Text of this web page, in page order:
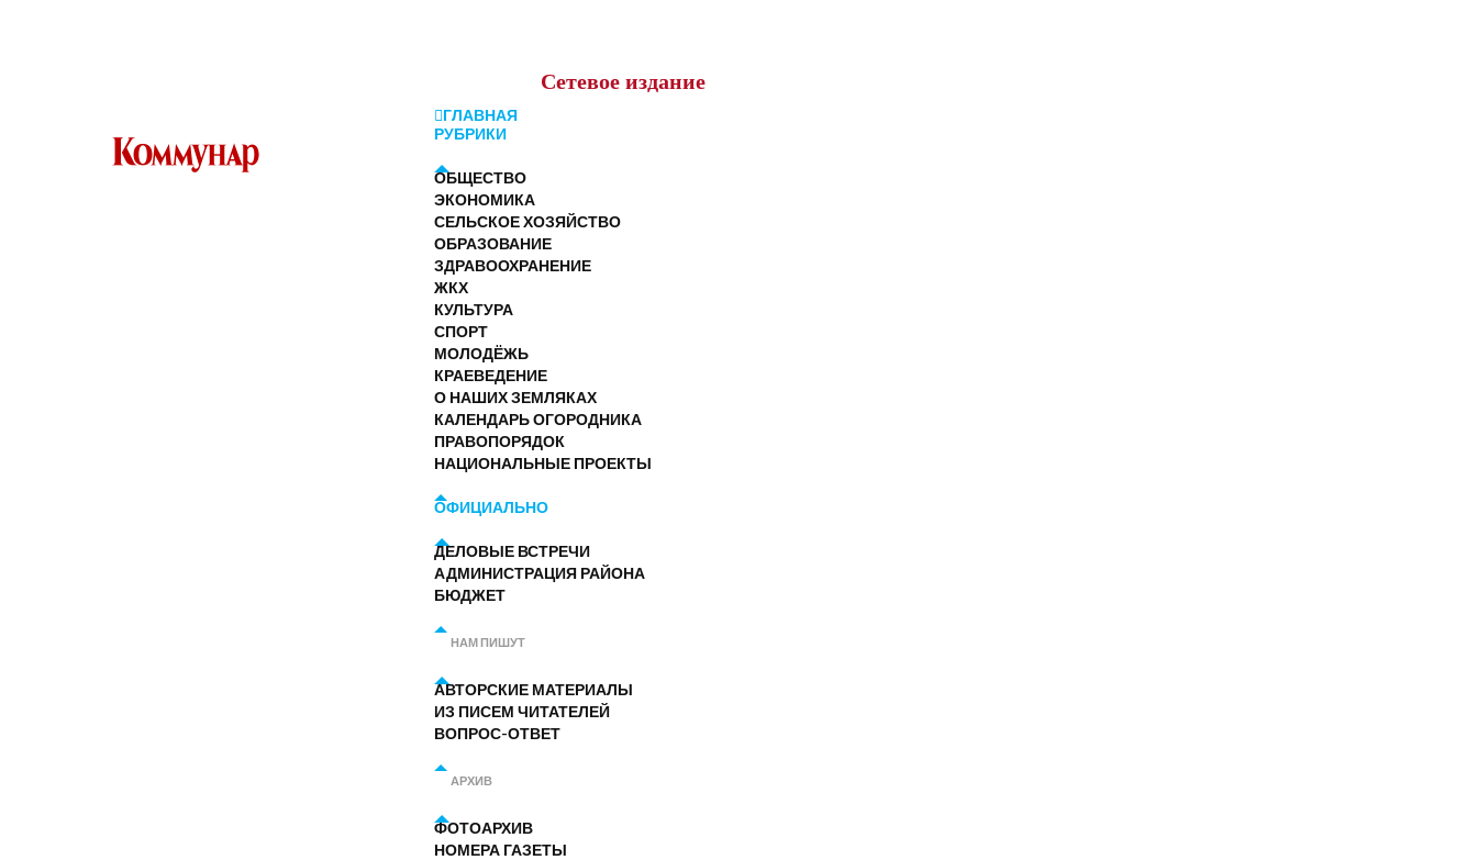
Сетевое издание
ГЛАВНАЯ
РУБРИКИ
ОБЩЕСТВО
ЭКОНОМИКА
СЕЛЬСКОЕ ХОЗЯЙСТВО
ОБРАЗОВАНИЕ
ЗДРАВООХРАНЕНИЕ
ЖКХ
КУЛЬТУРА
СПОРТ
МОЛОДЁЖЬ
КРАЕВЕДЕНИЕ
О НАШИХ ЗЕМЛЯКАХ
КАЛЕНДАРЬ ОГОРОДНИКА
ПРАВОПОРЯДОК
НАЦИОНАЛЬНЫЕ ПРОЕКТЫ
ОФИЦИАЛЬНО
ДЕЛОВЫЕ ВСТРЕЧИ
АДМИНИСТРАЦИЯ РАЙОНА
БЮДЖЕТ
НАМ ПИШУТ
АВТОРСКИЕ МАТЕРИАЛЫ
ИЗ ПИСЕМ ЧИТАТЕЛЕЙ
ВОПРОС-ОТВЕТ
АРХИВ
ФОТОАРХИВ
НОМЕРА ГАЗЕТЫ